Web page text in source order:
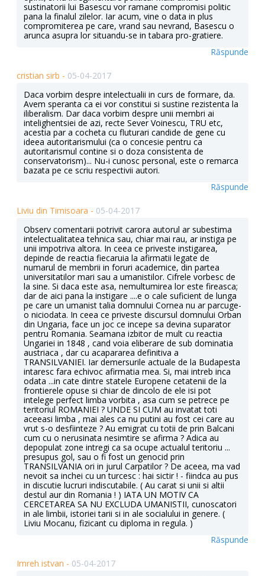
sustinatorii lui Basescu vor ramane compromisi politic
pana la finalul zilelor. Iar acum, vine o data in plus
compromiterea pe care, vrand sau nevrand, Basescu o
arunca asupra lor situandu-se in tabara pro-gratiere.
Răspunde
cristian sirb - 05-04-2017
Daca vorbim despre intelectualii in curs de formare, da.
Avem speranta ca ei vor constitui si sustine rezistenta la
iliberalism. Dar daca vorbim despre unii membri ai
intelighentsiei de azi, recte Sever Voinescu, TRU etc,
acestia par a cocheta cu fluturari candide de gene cu
ideea autoritarismului (ca o concesie pentru ca
autoritarismul contine si o doza consistenta de
conservatorism)... Nu-i cunosc personal, este o remarca
bazata pe ce scriu respectivii autori.
Răspunde
Liviu din Timisoara - 05-04-2017
Observ comentarii potrivit carora autorul ar subestima
intelectualitatea tehnica sau, chiar mai rau, ar instiga pe
unii impotriva altora. In ceea ce priveste instigarea,
depinde de reactia fiecaruia la afirmatii legate de
numarul de membrii in foruri academice, din partea
universitatilor mari sau a umanistilor. Cifrele vorbesc de
la sine. Si daca este asa, nemultumirea lor este fireasca;
dar de aici pana la instigare ....e o cale suficient de lunga
pe care un umanist talia domnului Cornea nu ar parcuge-
o niciodata. In ceea ce priveste discursul domnului Orban
din Ungaria, face un joc ce incepe sa devina suparator
pentru Romania. Seamana izbitor de mult cu reactia
Ungariei in 1848 , cand voia eliberare de sub dominatia
austriaca , dar cu acapararea definitiva a
TRANSILVANIEI. Iar demersurile actuale de la Budapesta
intaresc fara echivoc afirmatia mea. Si, mai intreb inca
odata ...in cate dintre statele Europene cetatenii de la
frontierele opuse si chiar de dincolo de ele isi pot
intelege perfect limba vorbita , asa cum se petrece pe
teritoriul ROMANIEI ? UNDE SI CUM au invatat toti
aceeasi limba , mai ales ca nu putini au fost cei care au
vrut s-o desfiinteze ? Au emigrat cu totii de prin Balcani
cum cu o nerusinata nesimtire se afirma ? Adica au
depopulat zone intregi ca sa ocupe actualul teritoriu ...
presupus gol, sau o fi fost un genocid prin
TRANSILVANIA ori in jurul Carpatilor ? De aceea, ma vad
nevoit sa inchei cu un turcesc : hai sictir ! - fiindca au pus
in discutie lucruri indiscutabile. ( Au carat si unii si altii
destul aur din Romania ! ) IATA UN MOTIV CA
CERCETAREA SA NU EXCLUDA UMANISTII, cunoscatori
in ale limbii, istoriei tarii si in ale socialului in genere. (
Liviu Mocanu, fizicant cu diploma in regula. )
Răspunde
Imreh istvan - 05-04-2017